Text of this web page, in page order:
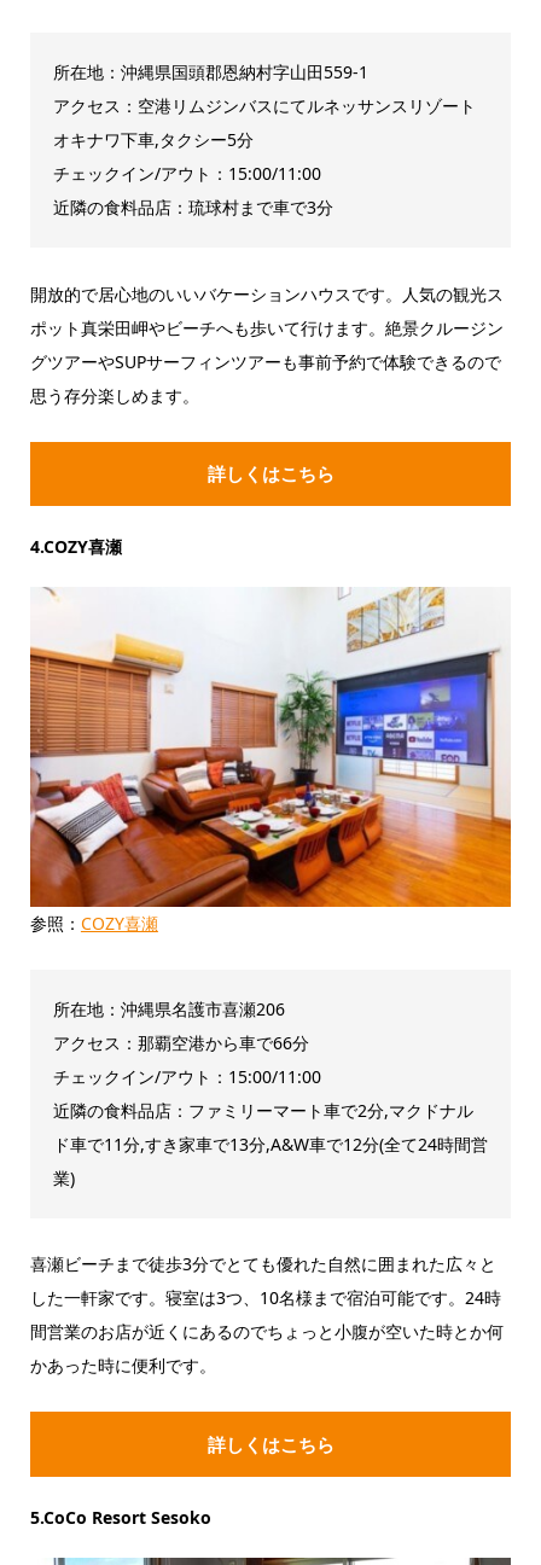
所在地：沖縄県国頭郡恩納村字山田559-1
アクセス：空港リムジンバスにてルネッサンスリゾート
オキナワ下車,タクシー5分
チェックイン/アウト：15:00/11:00
近隣の食料品店：琉球村まで車で3分
開放的で居心地のいいバケーションハウスです。人気の観光ス
ポット真栄田岬やビーチへも歩いて行けます。絶景クルージン
グツアーやSUPサーフィンツアーも事前予約で体験できるので
思う存分楽しめます。
詳しくはこちら
4.COZY喜瀬
参照： COZY喜瀬
所在地：沖縄県名護市喜瀬206
アクセス：那覇空港から車で66分
チェックイン/アウト：15:00/11:00
近隣の食料品店：ファミリーマート車で2分,マクドナル
ド車で11分,すき家車で13分,A&W車で12分(全て24時間営
業)
喜瀬ビーチまで徒歩3分でとても優れた自然に囲まれた広々と
した一軒家です。寝室は3つ、10名様まで宿泊可能です。24時
間営業のお店が近くにあるのでちょっと小腹が空いた時とか何
かあった時に便利です。
詳しくはこちら
5.CoCo Resort Sesoko